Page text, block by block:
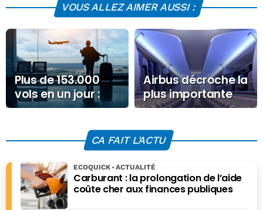
VOUS ALLEZ AIMER AUSSI :
Plus de 153.000
vols en un jour :
nouveau record
commerciale
Airbus décroche la
plus importante
commande de son
appareils A220
pour AirAsia
CA FAIT L'ACTU
Carburant : la prolongation de l’aide
coûte cher aux finances publiques
ECOQUICK ACTUALITÉ